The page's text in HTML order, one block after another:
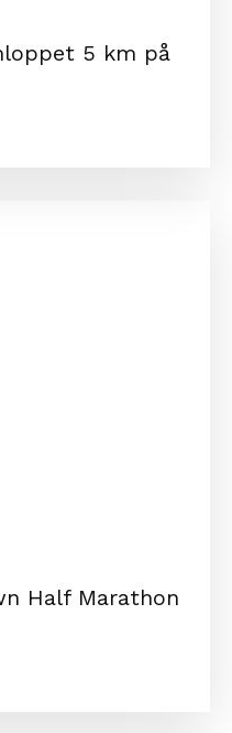
5 km på
Half Marathon